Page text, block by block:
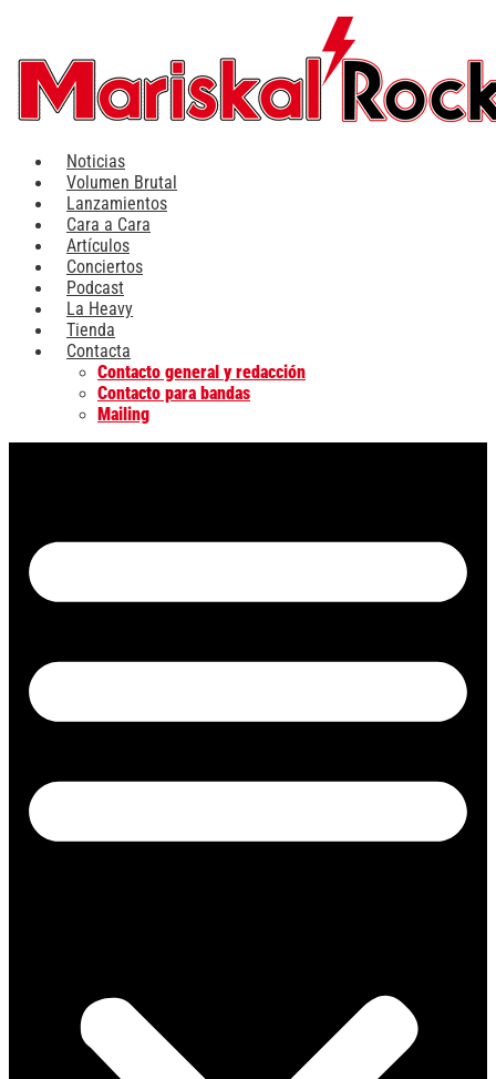
contenido
Noticias
Volumen Brutal
Lanzamientos
Cara a Cara
Artículos
Conciertos
Podcast
La Heavy
Tienda
Contacta
Contacto general y redacción
Contacto para bandas
Mailing